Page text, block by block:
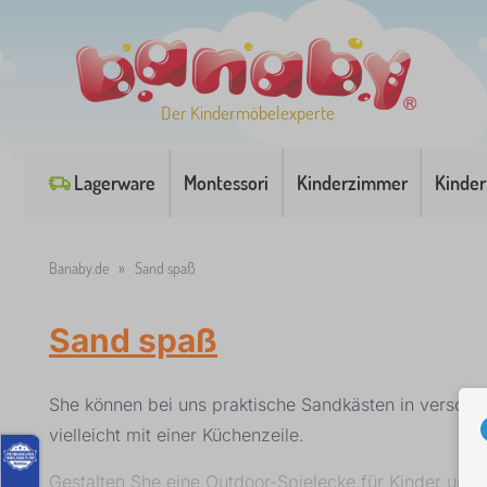
Der Kindermöbelexperte
Lagerware Montessori Kinderzimmer
Banaby.de » Sand spaß
Sand spaß
She können bei uns praktische Sandkästen in
vielleicht mit einer Küchenzeile.
Gestalten She eine Outdoor-Spielecke für Kinder